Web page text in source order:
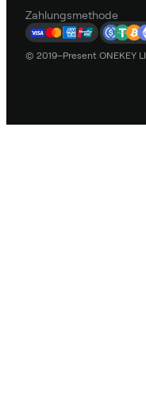
Zahlungsmethode
© 2019–Present ONEKEY